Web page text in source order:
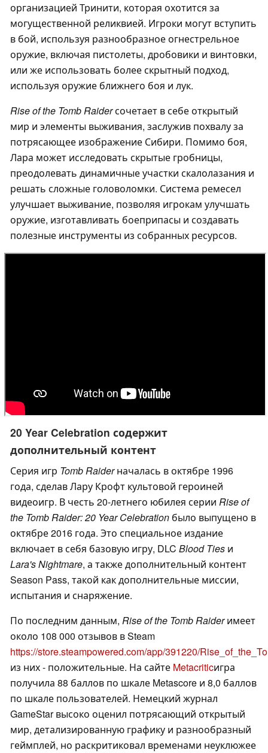
организацией Тринити, которая охотится за
могущественной реликвией. Игроки могут вступить
в бой, используя разнообразное огнестрельное
оружие, включая пистолеты, дробовики и винтовки,
или же использовать более скрытный подход,
используя оружие ближнего боя и лук.
Rise of the Tomb Raiderсочетает в себе открытый
мир и элементы выживания, заслужив похвалу за
потрясающее изображение Сибири. Помимо боя,
Лара может исследовать скрытые гробницы,
преодолевать динамичные участки скалолазания и
решать сложные головоломки. Система ремесел
улучшает выживание, позволяя игрокам улучшать
оружие, изготавливать боеприпасы и создавать
полезные инструменты из собранных ресурсов.
20 Year Celebration содержит
дополнительный контент
Серия игр Tomb Raiderначалась в октябре 1996
года, сделав Лару Крофт культовой героиней
видеоигр. В честь 20-летнего юбилея серии Rise of
the Tomb Raider: 20 Year Celebration было выпущено в
октябре 2016 года. Это специальное издание
включает в себя базовую игру, DLC Blood Ties и
Lara's Nightmare, а также дополнительный контент
Season Pass, такой как дополнительные миссии,
испытания и снаряжение.
По последним данным, Rise of the Tomb Raiderимеет
около 108 000 отзывов в Steam
https://store.steampowered.com/app/391220/
из них - положительные. На сайте Metacriticигра
получила 88 баллов по шкале Metascore и 8,0 баллов
по шкале пользователей. Немецкий журнал
GameStar высоко оценил потрясающий открытый
мир, детализированную графику и разнообразный
геймплей, но раскритиковал временами неуклюжее